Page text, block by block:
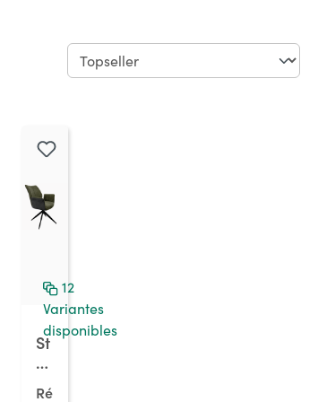
12
Variantes
disponibles
St
el
la
Ré